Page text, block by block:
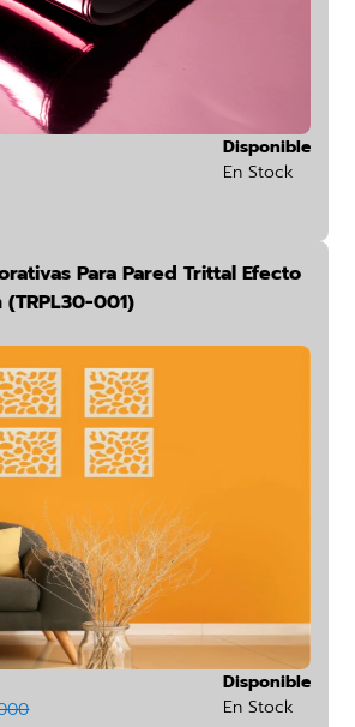
Disponible
En Stock
Para Pared Trittal Efecto
001)
Disponible
En Stock